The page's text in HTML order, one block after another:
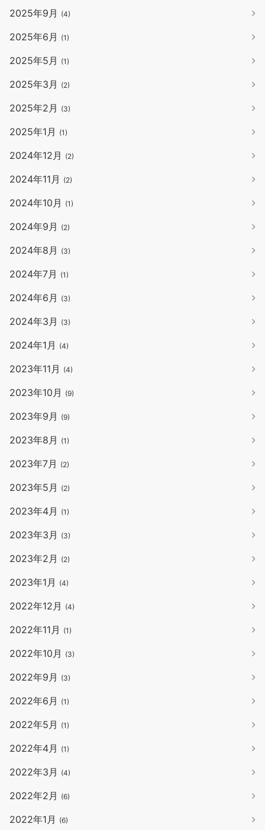
2025年9月 (4)
2025年6月 (1)
2025年5月 (1)
2025年3月 (2)
2025年2月 (3)
2025年1月 (1)
2024年12月 (2)
2024年11月 (2)
2024年10月 (1)
2024年9月 (2)
2024年8月 (3)
2024年7月 (1)
2024年6月 (3)
2024年3月 (3)
2024年1月 (4)
2023年11月 (4)
2023年10月 (9)
2023年9月 (9)
2023年8月 (1)
2023年7月 (2)
2023年5月 (2)
2023年4月 (1)
2023年3月 (3)
2023年2月 (2)
2023年1月 (4)
2022年12月 (4)
2022年11月 (1)
2022年10月 (3)
2022年9月 (3)
2022年6月 (1)
2022年5月 (1)
2022年4月 (1)
2022年3月 (4)
2022年2月 (6)
2022年1月 (6)